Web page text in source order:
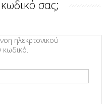
σας;
ηλεκρτονικού
κωδικό.